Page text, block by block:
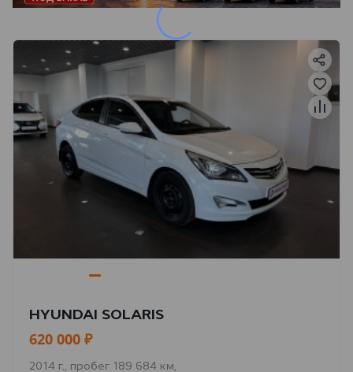
HYUNDAI SOLARIS
620 000 ₽
2014 г., пробег 189 684 км,